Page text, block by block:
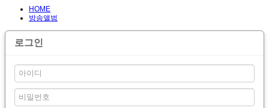
HOME
방송앨범
로그인